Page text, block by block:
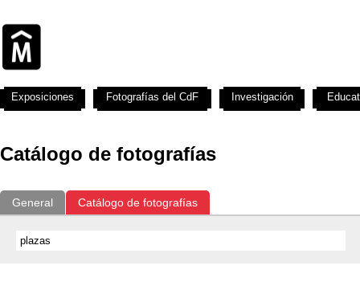
Catálogo de fotografías
General Catálogo de fotografías
Exposiciones Fotografías del CdF Investigación